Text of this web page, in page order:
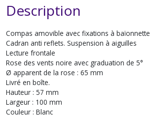
Description
Compas amovible avec fixations à baïonnette
Cadran anti reflets. Suspension à aiguilles
Lecture frontale
Rose des vents noire avec graduation de 5°
Ø apparent de la rose : 65 mm
Livré en boîte.
Hauteur : 57 mm
Largeur : 100 mm
Couleur : Blanc